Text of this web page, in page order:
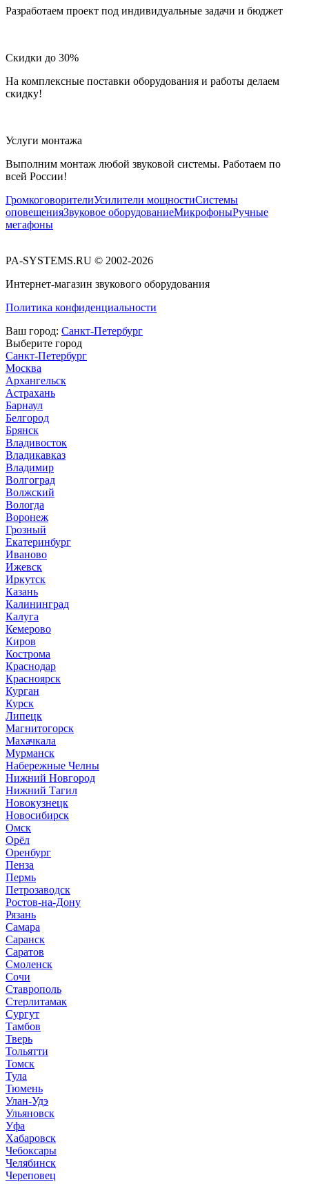
Разработаем проект под индивидуальные задачи и бюджет
Скидки до 30%
На комплексные поставки оборудования и работы делаем
скидку!
Услуги монтажа
Выполним монтаж любой звуковой системы. Работаем по
всей России!
ГромкоговорителиУсилители мощностиСистемы
оповещенияЗвуковое оборудованиеМикрофоныРучные
мегафоны
PA-SYSTEMS.RU © 2002-2026
Интернет-магазин звукового оборудования
Политика конфиденциальности
Ваш город: Санкт-Петербург
Выберите город
Санкт-Петербург
Москва
Архангельск
Астрахань
Барнаул
Белгород
Брянск
Владивосток
Владикавказ
Владимир
Волгоград
Волжский
Вологда
Воронеж
Грозный
Екатеринбург
Иваново
Ижевск
Иркутск
Казань
Калининград
Калуга
Кемерово
Киров
Кострома
Краснодар
Красноярск
Курган
Курск
Липецк
Магнитогорск
Махачкала
Мурманск
Набережные Челны
Нижний Новгород
Нижний Тагил
Новокузнецк
Новосибирск
Омск
Орёл
Оренбург
Пенза
Пермь
Петрозаводск
Ростов-на-Дону
Рязань
Самара
Саранск
Саратов
Смоленск
Сочи
Ставрополь
Стерлитамак
Сургут
Тамбов
Тверь
Тольятти
Томск
Тула
Тюмень
Улан-Удэ
Ульяновск
Уфа
Хабаровск
Чебоксары
Челябинск
Череповец